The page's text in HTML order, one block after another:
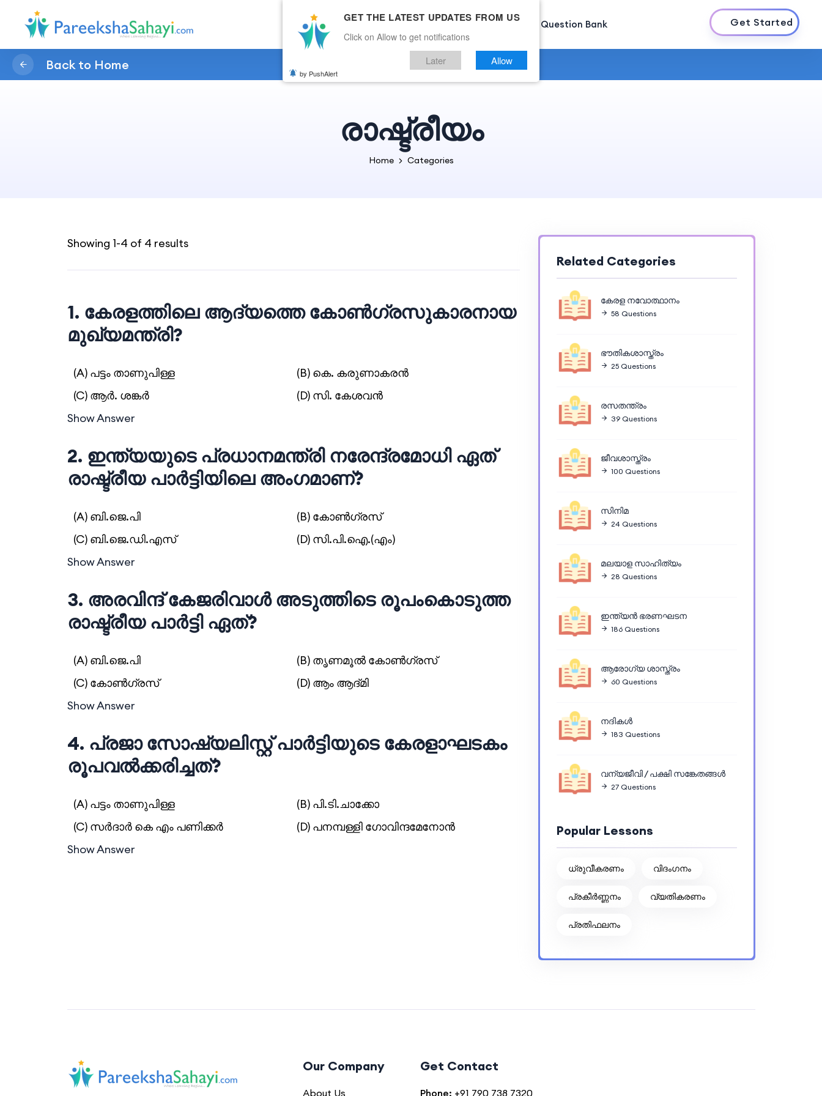
Home Current Affairs Categories Mock Test Question Bank Get Started
Back to Home
രാഷ്ട്രീയം
Home Categories
Showing 1-4 of 4 results
1. കേരളത്തിലെ ആദ്യത്തെ കോണ്‍ഗ്രസുകാരനായ
മുഖ്യമന്ത്രി?
(A) പട്ടം താണുപിള്ള
(B) കെ. കരുണാകരന്‍
(C) ആര്‍. ശങ്കര്‍
(D) സി. കേശവന്‍
Show Answer
2. ഇന്ത്യയുടെ പ്രധാനമന്ത്രി നരേന്ദ്രമോധി ഏത്
രാഷ്ട്രീയ പാര്‍ട്ടിയിലെ അംഗമാണ്?
(A) ബി.ജെ.പി
(B) കോണ്‍ഗ്രസ്
(C) ബി.ജെ.ഡി.എസ്‌
(D) സി.പി.ഐ.(എം)
Show Answer
3. അരവിന്ദ് കേജരിവാള്‍ അടുത്തിടെ രൂപംകൊടുത്ത
രാഷ്ട്രീയ പാര്‍ട്ടി ഏത്?
(A) ബി.ജെ.പി
(B) തൃണമൂല്‍ കോണ്‍ഗ്രസ്‌
(C) കോണ്‍ഗ്രസ്‌
(D) ആം ആദ്മി
Show Answer
4. പ്രജാ സോഷ്യലിസ്റ്റ്‌ പാര്‍ട്ടിയുടെ കേരളാഘടകം
രൂപവല്‍ക്കരിച്ചത്?
(A) പട്ടം താണുപിള്ള
(B) പി.ടി.ചാക്കോ
(C) സര്‍ദാര്‍ കെ എം പണിക്കര്‍
(D) പനമ്പള്ളി ഗോവിന്ദമേനോന്‍
Show Answer
Related Categories
കേരള നവോത്ഥാനം
58 Questions
ഭൗതികശാസ്ത്രം
25 Questions
രസതന്ത്രം
39 Questions
ജീവശാസ്ത്രം
100 Questions
സിനിമ
24 Questions
മലയാള സാഹിത്യം
28 Questions
ഇന്ത്യൻ ഭരണഘടന
186 Questions
ആരോഗ്യ ശാസ്ത്രം
60 Questions
നദികൾ
183 Questions
വന്യജീവി / പക്ഷി സങ്കേതങ്ങൾ
27 Questions
Popular Lessons
ധ്രുവീകരണം വിദംഗനം
പ്രകീര്‍ണ്ണനം വ്യതികരണം
പ്രതിഫലനം
Our Company
About Us
Get Contact
Phone: +91 790 738 7320
GET THE LATEST UPDATES FROM US
Click on Allow to get notifications
Later Allow
by PushAlert